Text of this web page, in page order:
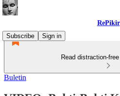
RePikir
Subscribe
Sign in
Read distraction-
Buletin